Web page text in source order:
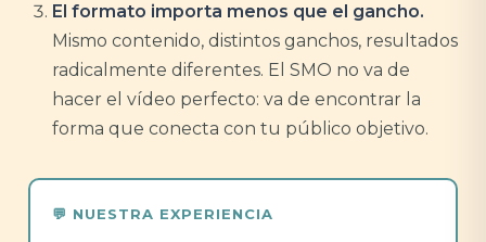
El formato importa menos que el gancho.
Mismo contenido, distintos ganchos, resultados
radicalmente diferentes. El SMO no va de
hacer el vídeo perfecto: va de encontrar la
forma que conecta con tu público objetivo.